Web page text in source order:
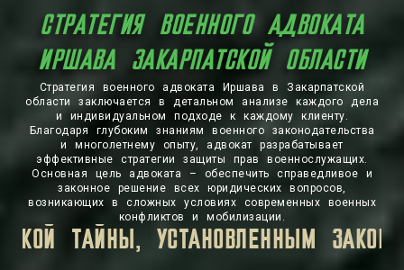
СТРАТЕГИЯ ВОЕННОГО АДВОКАТА
ИРШАВА ЗАКАРПАТСКОЙ ОБЛАСТИ
Стратегия военного адвоката Иршава в Закарпатской
области заключается в детальном анализе каждого дела
и индивидуальном подходе к каждому клиенту.
Благодаря глубоким знаниям военного законодательства
и многолетнему опыту, адвокат разрабатывает
эффективные стратегии защиты прав военнослужащих.
Основная цель адвоката – обеспечить справедливое и
законное решение всех юридических вопросов,
возникающих в сложных условиях современных военных
конфликтов и мобилизации.
ИНФОРМАЦИЯ, КОТОРУЮ ВЫ